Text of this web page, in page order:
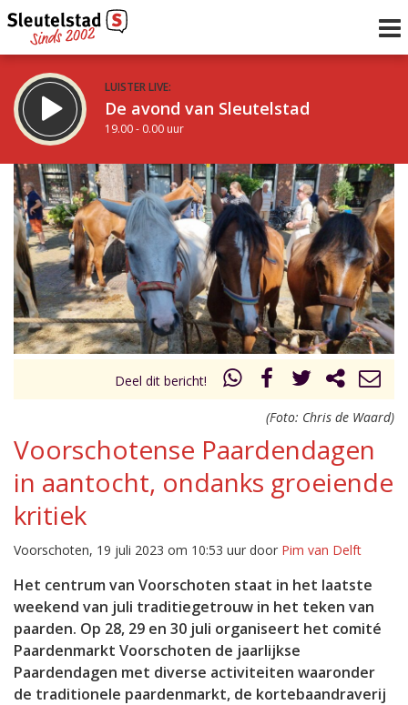
LUISTER LIVE:
De avond van Sleutelstad
19.00 - 0.00 uur
STRAKS:
De nacht van Sleutelstad
0.00 - 6.00 uur
Vorig uur
uur 1 van 0 Volgend uur
Inklappen
Deel dit bericht!
(Foto: Chris de Waard)
Voorschotense Paardendagen
in aantocht, ondanks groeiende
kritiek
Voorschoten, 19 juli 2023 om 10:53 uur door Pim van Delft
Het centrum van Voorschoten staat in het laatste
weekend van juli traditiegetrouw in het teken van
paarden. Op 28, 29 en 30 juli organiseert het comité
Paardenmarkt Voorschoten de jaarlijkse
Paardendagen met diverse activiteiten waaronder
de traditionele paardenmarkt, de kortebaandraverij